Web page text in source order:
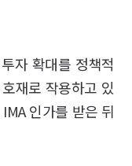
자 확대를 정책적
재로 작용하고 있
인가를 받은 뒤